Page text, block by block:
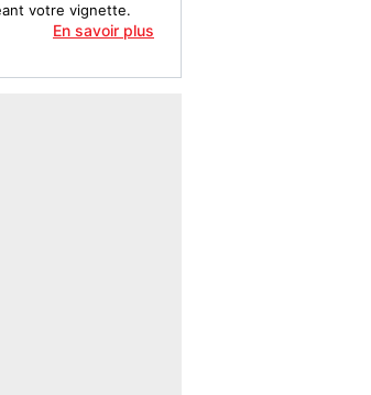
votre vignette.
En savoir plus